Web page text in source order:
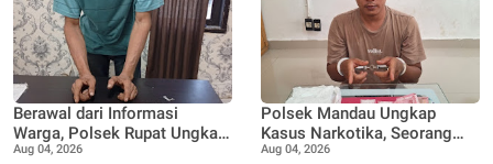
Berawal dari Informasi
Warga, Polsek Rupat Ungkap
Kasus Sabu dan Amankan
Aug 04, 2026
Polsek Mandau Ungkap
Kasus Narkotika, Seorang
Pria Diamankan dengan
Aug 04, 2026